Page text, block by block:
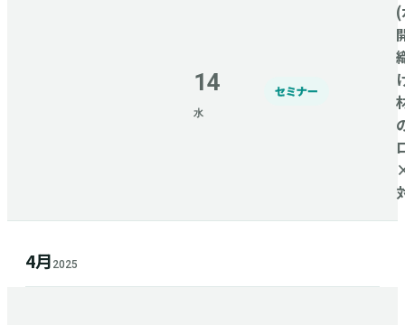
14
水
セミナー
4月 2025